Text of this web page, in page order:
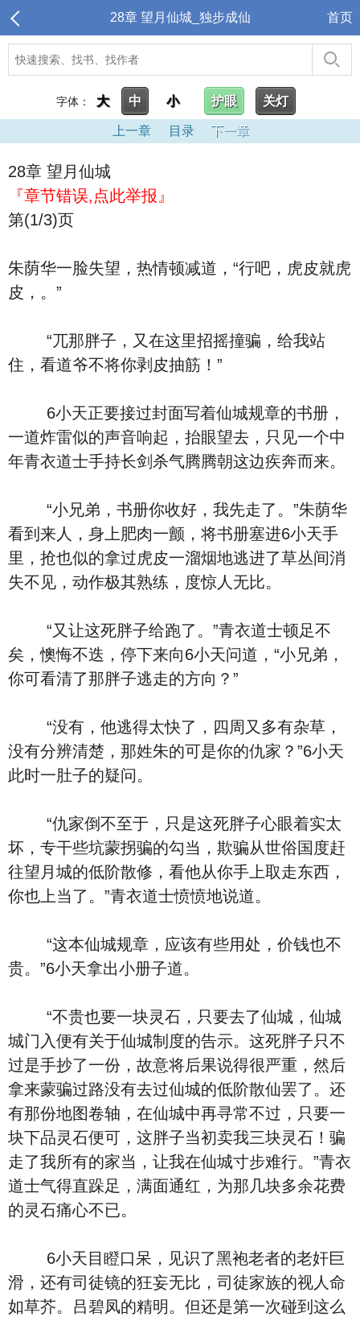
28章 望月仙城_独步成仙 首页
字体： 大 中 小 护眼 关灯
上一章 目录 下一章
28章 望月仙城
『章节错误,点此举报』
第(1/3)页
朱荫华一脸失望，热情顿减道，“行吧，虎皮就虎
皮，。”
“兀那胖子，又在这里招摇撞骗，给我站
住，看道爷不将你剥皮抽筋！”
6小天正要接过封面写着仙城规章的书册，
一道炸雷似的声音响起，抬眼望去，只见一个中
年青衣道士手持长剑杀气腾腾朝这边疾奔而来。
“小兄弟，书册你收好，我先走了。”朱荫华
看到来人，身上肥肉一颤，将书册塞进6小天手
里，抢也似的拿过虎皮一溜烟地逃进了草丛间消
失不见，动作极其熟练，度惊人无比。
“又让这死胖子给跑了。”青衣道士顿足不
矣，懊悔不迭，停下来向6小天问道，“小兄弟，
你可看清了那胖子逃走的方向？”
“没有，他逃得太快了，四周又多有杂草，
没有分辨清楚，那姓朱的可是你的仇家？”6小天
此时一肚子的疑问。
“仇家倒不至于，只是这死胖子心眼着实太
坏，专干些坑蒙拐骗的勾当，欺骗从世俗国度赶
往望月城的低阶散修，看他从你手上取走东西，
你也上当了。”青衣道士愤愤地说道。
“这本仙城规章，应该有些用处，价钱也不
贵。”6小天拿出小册子道。
“不贵也要一块灵石，只要去了仙城，仙城
城门入便有关于仙城制度的告示。这死胖子只不
过是手抄了一份，故意将后果说得很严重，然后
拿来蒙骗过路没有去过仙城的低阶散仙罢了。还
有那份地图卷轴，在仙城中再寻常不过，只要一
块下品灵石便可，这胖子当初卖我三块灵石！骗
走了我所有的家当，让我在仙城寸步难行。”青衣
道士气得直跺足，满面通红，为那几块多余花费
的灵石痛心不已。
6小天目瞪口呆，见识了黑袍老者的老奸巨
滑，还有司徒镜的狂妄无比，司徒家族的视人命
如草芥。吕碧凤的精明。但还是第一次碰到这么